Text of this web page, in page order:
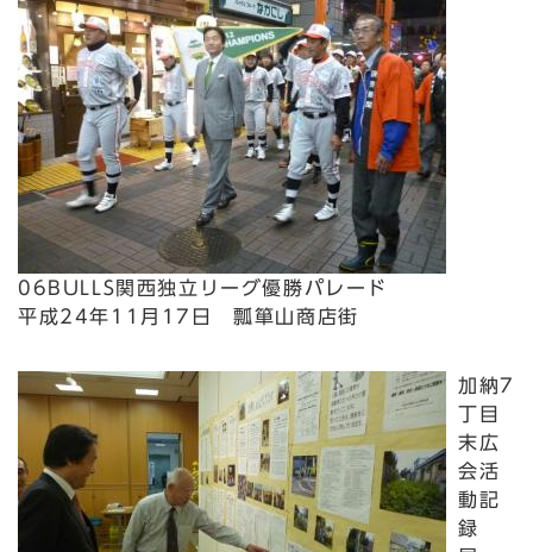
06BULLS関西独立リーグ優勝パレード
平成24年11月17日 瓢箪山商店街
加納7
丁目
末広
会活
動記
録